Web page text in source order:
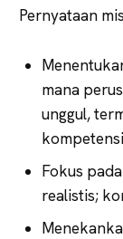
Pernyataan
mana
unggul,
Fokus
realistis;